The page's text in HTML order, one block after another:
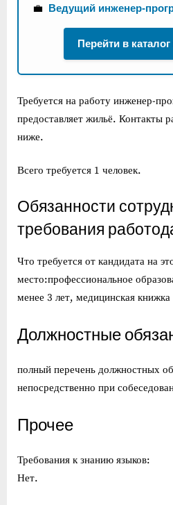
💼 Ведущий инженер-
Перейти в
Требуется на работу инженер-
предоставляет жильё. Контакты
ниже.
Всего требуется 1 человек.
Обязанности
требования
Что требуется от кандидата на
место:профессиональное
менее 3 лет, медицинская книжка
Должностные
полный перечень должностных
непосредственно при
Прочее
Требования к знанию языков:
Нет.